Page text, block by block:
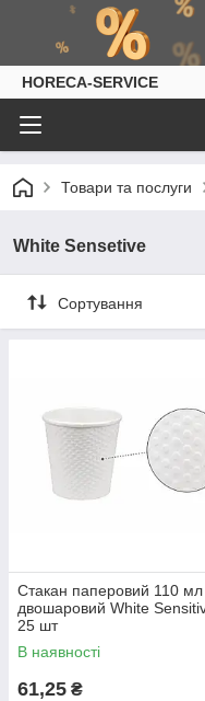
HORECA-SERVICE
Товари та послуги
White Sensetive
Сортування
Стакан паперовий 110 мл
двошаровий White
25 шт
В наявності
61,25 ₴